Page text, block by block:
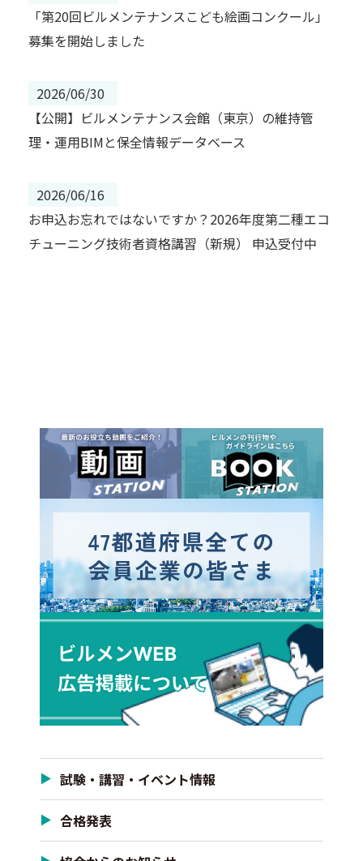
「第20回ビルメンテナンスこども絵画コンクール」
募集を開始しました
2026/06/30
【公開】ビルメンテナンス会館（東京）の維持管
理・運用BIMと保全情報データベース
2026/06/16
お申込お忘れではないですか？2026年度第二種エコ
チューニング技術者資格講習（新規） 申込受付中
試験・講習・イベント情報
合格発表